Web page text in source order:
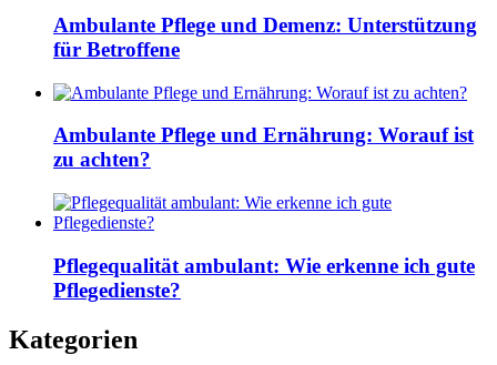
Ambulante Pflege und Demenz: Unterstützung
für Betroffene
Ambulante Pflege und Ernährung: Worauf ist
zu achten?
Pflegequalität ambulant: Wie erkenne ich gute
Pflegedienste?
Kategorien